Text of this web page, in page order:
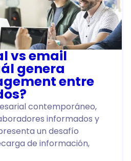
vs email
genera
entre
contemporáneo,
informados y
un desafío
de información,